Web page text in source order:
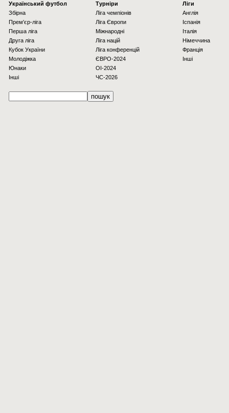
Українcький футбол
Збірна
Прем'єр-ліга
Перша ліга
Друга ліга
Кубок України
Молодіжка
Юнаки
Інші
Турніри
Ліга чемпіонів
Ліга Європи
Міжнародні
Ліга націй
Ліга конференцій
ЄВРО-2024
OI-2024
ЧС-2026
Ліги
Англія
Іспанія
Італія
Німеччина
Франція
Інші